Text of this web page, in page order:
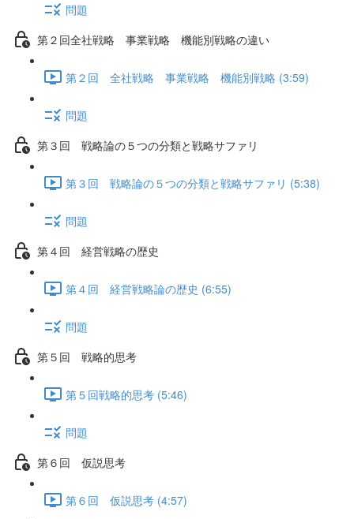
問題
第２回全社戦略 事業戦略 機能別戦略の違い
第２回 全社戦略 事業戦略 機能別戦略 (3:59)
問題
第３回 戦略論の５つの分類と戦略サファリ
第３回 戦略論の５つの分類と戦略サファリ (5:38)
問題
第４回 経営戦略の歴史
第４回 経営戦略論の歴史 (6:55)
問題
第５回 戦略的思考
第５回戦略的思考 (5:46)
問題
第６回 仮説思考
第６回 仮説思考 (4:57)